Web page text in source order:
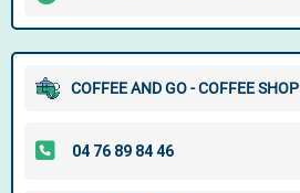
COFFEE AND GO - COFFEE SHOP